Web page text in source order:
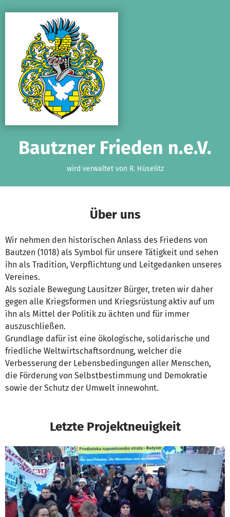
Bautzner Frieden n.e.V.
wird verwaltet von R. Hüselitz
Über uns
Wir nehmen den historischen Anlass des Friedens von
Bautzen (1018) als Symbol für unsere Tätigkeit und sehen
ihn als Tradition, Verpflichtung und Leitgedanken unseres
Vereines.
Als soziale Bewegung Lausitzer Bürger, treten wir daher
gegen alle Kriegsformen und Kriegsrüstung aktiv auf um
ihn als Mittel der Politik zu ächten und für immer
auszuschließen.
Grundlage dafür ist eine ökologische, solidarische und
friedliche Weltwirtschaftsordnung, welcher die
Verbesserung der Lebensbedingungen aller Menschen,
die Förderung von Selbstbestimmung und Demokratie
sowie der Schutz der Umwelt innewohnt.
Letzte Projektneuigkeit